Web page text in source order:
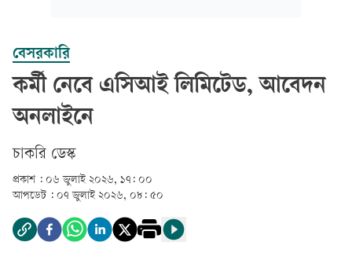
বেসরকারি
কর্মী নেবে এসিআই লিমিটেড, আবেদন
অনলাইনে
চাকরি ডেস্ক
প্রকাশ : ০৬ জুলাই ২০২৬, ১৭: ০০
আপডেট : ০৭ জুলাই ২০২৬, ০৮: ৫০